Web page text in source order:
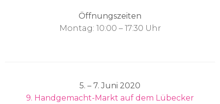
Öffnungszeiten
Montag: 10:00 – 17:30 Uhr
5. – 7. Juni 2020
9. Handgemacht-Markt auf dem Lübecker